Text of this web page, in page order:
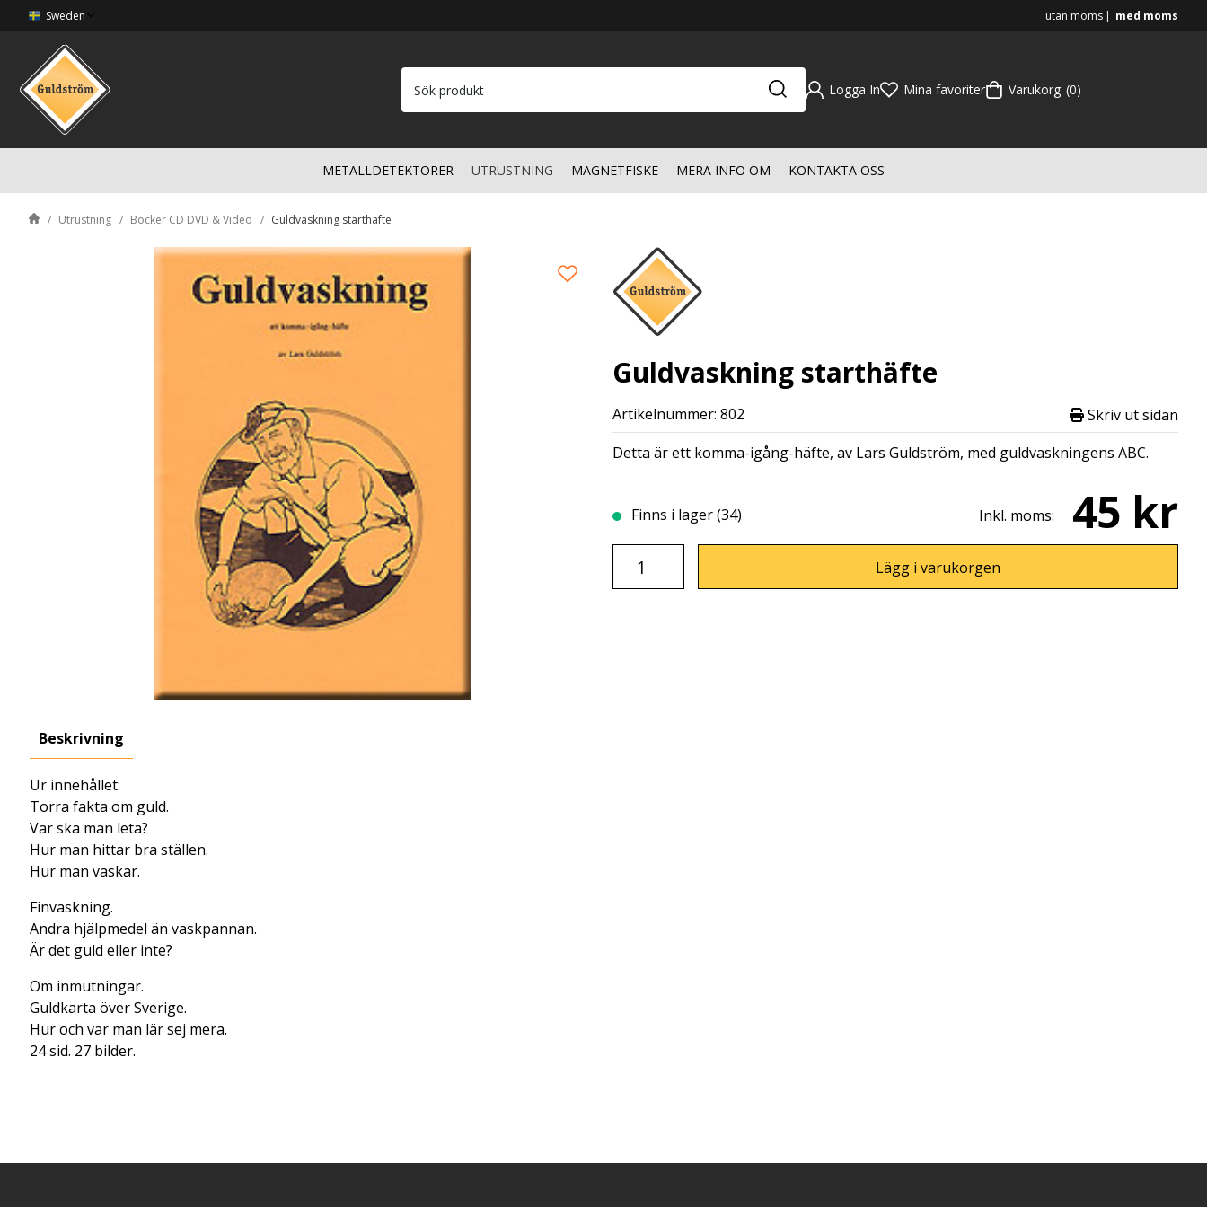
Sweden utan moms med moms
Logga In Mina favoriter Varukorg 0
METALLDETEKTORER UTRUSTNING MAGNETFISKE MERA INFO OM KONTAKTA OSS
Utrustning Böcker CD DVD & Video Guldvaskning starthäfte
Guldvaskning starthäfte
Artikelnummer: 802
Skriv ut sidan
Detta är ett komma-igång-häfte, av Lars Guldström, med guldvaskningens ABC.
Finns i lager (34) Inkl. moms: 45 kr
Lägg i varukorgen
Beskrivning
Ur innehållet:
Torra fakta om guld.
Var ska man leta?
Hur man hittar bra ställen.
Hur man vaskar.
Finvaskning.
Andra hjälpmedel än vaskpannan.
Är det guld eller inte?
Om inmutningar.
Guldkarta över Sverige.
Hur och var man lär sej mera.
24 sid. 27 bilder.